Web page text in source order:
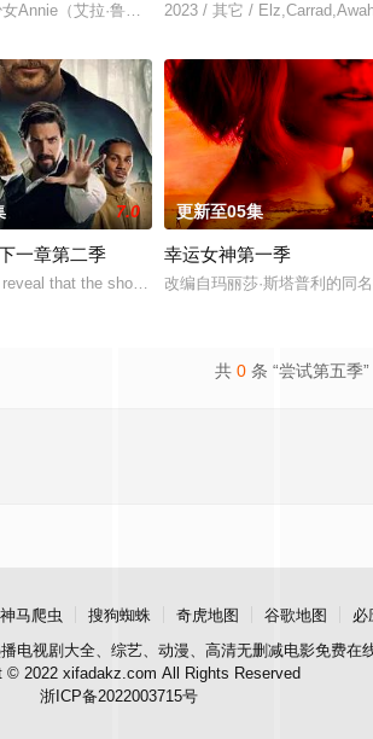
2, di
Annie（艾拉·鲁宾 饰）和双胞胎哥哥由养父抚养
2023 / 其它 /
镇，小镇致力于为居民提供毕生难忘的美好时光。
7.0
一章第二季
that the show has also been handed a two-
更新至05集
幸运女神第一季
改编自玛丽莎·斯塔普利的同
共 0 条 “尝试第五季
神马爬虫 搜狗蜘蛛 奇虎地图 谷歌地图
必
电视剧大全、综艺、动漫、高清无删减电影免费在
© 2022 xifadakz.com All Rights Reserved
浙ICP备2022003715号